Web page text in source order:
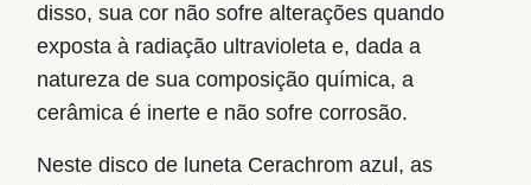
disso, sua cor não sofre alterações quando
exposta à radiação ultravioleta e, dada a
natureza de sua composição química, a
cerâmica é inerte e não sofre corrosão.
Neste disco de luneta Cerachrom azul, as